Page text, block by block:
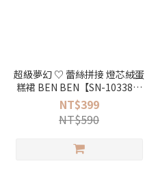
超級夢幻 ♡ 蕾絲拼接 燈芯絨蛋
糕裙 BEN BEN【SN-10338】
現貨
NT$399
NT$590